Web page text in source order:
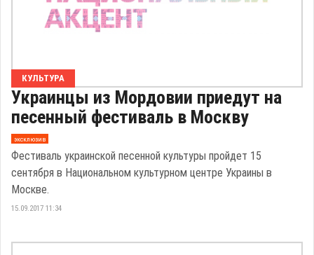
КУЛЬТУРА
Украинцы из Мордовии приедут на
песенный фестиваль в Москву
эксклюзив
Фестиваль украинской песенной культуры пройдет 15
сентября в Национальном культурном центре Украины в
Москве.
15.09.2017 11:34